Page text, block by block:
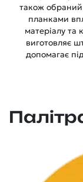
також
планками
матеріалу та
виготовляє
допомагає